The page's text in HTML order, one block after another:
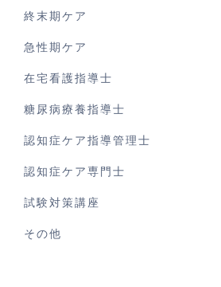
終末期ケア
急性期ケア
在宅看護指導士
糖尿病療養指導士
認知症ケア指導管理士
認知症ケア専門士
試験対策講座
その他